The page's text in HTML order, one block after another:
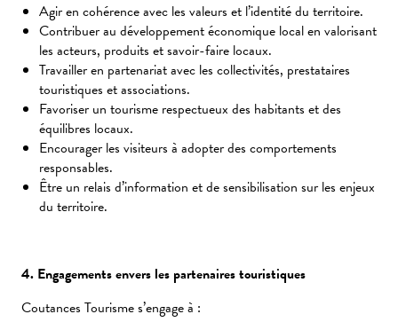
Agir en cohérence avec les valeurs et l’identité du territoire.
Contribuer au développement économique local en valorisant
les acteurs, produits et savoir-faire locaux.
Travailler en partenariat avec les collectivités, prestataires
touristiques et associations.
Favoriser un tourisme respectueux des habitants et des
équilibres locaux.
Encourager les visiteurs à adopter des comportements
responsables.
Être un relais d’information et de sensibilisation sur les enjeux
du territoire.
4. Engagements envers les partenaires touristiques
Coutances Tourisme s’engage à :